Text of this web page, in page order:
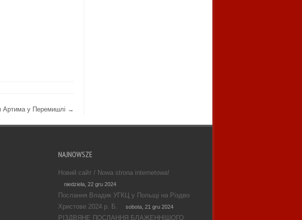
Артима у Перемишлі →
NAJNOWSZE
Новий сайт / Nowa strona internetowa!
niedziela, 22 gru 2024
Послання Владик УГКЦ у Польщі на Різдво
Христове 2024 р. Б.
sobota, 21 gru 2024
РІЗДВЯНЕ ПОСЛАННЯ БЛАЖЕННІШОГО